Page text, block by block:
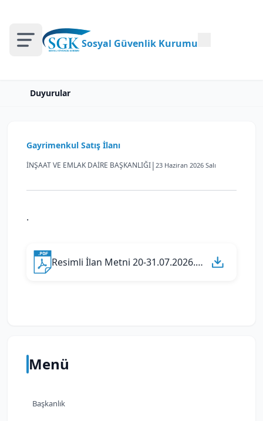
Sosyal Güvenlik Kurumu
Duyurular
Menü
Başkanlık
Gayrimenkul Satış İlanı
İNŞAAT VE EMLAK DAİRE BAŞKANLIĞI| 23 Haziran 2026 Salı
.
Resimli İlan Metni 20-31.07.2026.pdf